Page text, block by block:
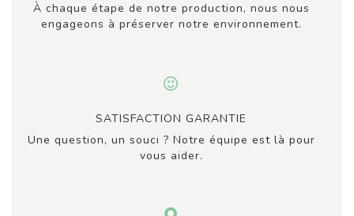
À chaque étape de notre production, nous nous
engageons à préserver notre environnement.
SATISFACTION GARANTIE
Une question, un souci ? Notre équipe est là pour
vous aider.